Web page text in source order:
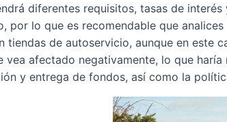
diferentes requisitos, tasas de interés
por lo que es recomendable que
tiendas de autoservicio, aunque en este
vea afectado negativamente, lo que
y entrega de fondos, así como la